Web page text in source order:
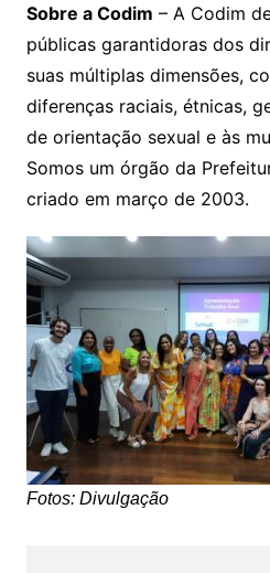
Sobre a Codim – A Codim
públicas garantidoras dos
suas múltiplas dimensões,
diferenças raciais, étnicas,
de orientação sexual e às
Somos um órgão da
criado em março de 2003.
Fotos: Divulgação